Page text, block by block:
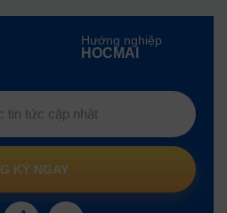
Hướng nghiệp
HOCMAI
KÝ NGAY